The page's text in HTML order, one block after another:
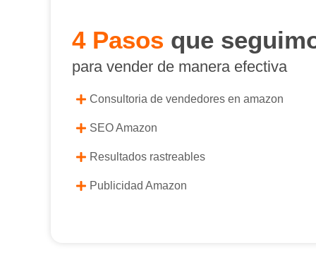
4 Pasos que
para vender de manera efectiva
Consultoria de vendedores en amazon
SEO Amazon
Resultados rastreables
Publicidad Amazon